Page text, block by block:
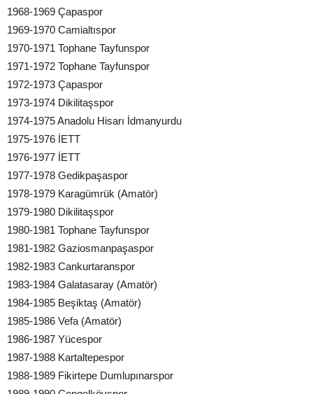
1968-1969 Çapaspor
1969-1970 Camialtıspor
1970-1971 Tophane Tayfunspor
1971-1972 Tophane Tayfunspor
1972-1973 Çapaspor
1973-1974 Dikilitaşspor
1974-1975 Anadolu Hisarı İdmanyurdu
1975-1976 İETT
1976-1977 İETT
1977-1978 Gedikpaşaspor
1978-1979 Karagümrük (Amatör)
1979-1980 Dikilitaşspor
1980-1981 Tophane Tayfunspor
1981-1982 Gaziosmanpaşaspor
1982-1983 Cankurtaranspor
1983-1984 Galatasaray (Amatör)
1984-1985 Beşiktaş (Amatör)
1985-1986 Vefa (Amatör)
1986-1987 Yücespor
1987-1988 Kartaltepespor
1988-1989 Fikirtepe Dumlupınarspor